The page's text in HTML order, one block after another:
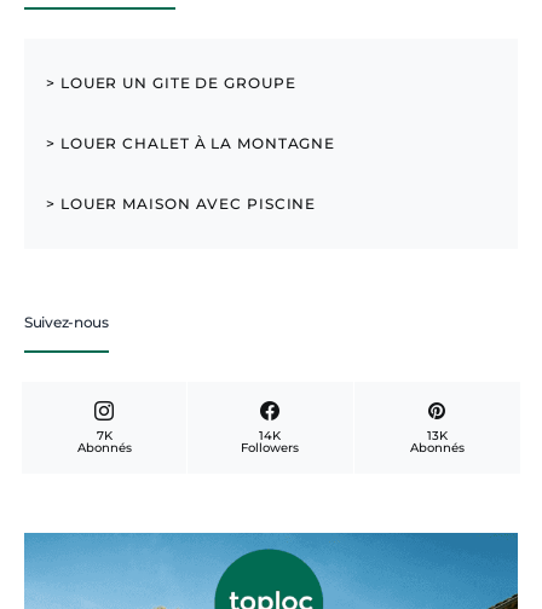
> LOUER UN GITE DE GROUPE
> LOUER CHALET À LA MONTAGNE
> LOUER MAISON AVEC PISCINE
Suivez-nous
7K
Abonnés
14K
Followers
13K
Abonnés